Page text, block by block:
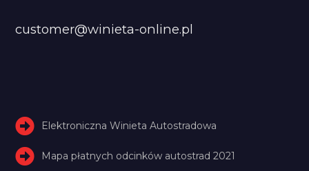
customer@winieta-online.pl
Elektroniczna Winieta Autostradowa
Mapa płatnych odcinków autostrad 2021